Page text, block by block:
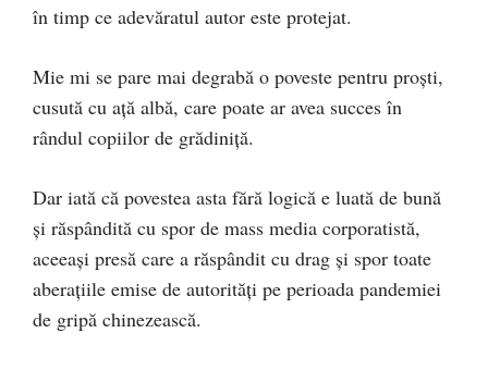
în timp ce adevăratul autor este protejat.
Mie mi se pare mai degrabă o poveste pentru proști,
cusută cu ață albă, care poate ar avea succes în
rândul copiilor de grădiniță.
Dar iată că povestea asta fără logică e luată de bună
și răspândită cu spor de mass media corporatistă,
aceeași presă care a răspândit cu drag și spor toate
aberațiile emise de autorități pe perioada pandemiei
de gripă chinezească.